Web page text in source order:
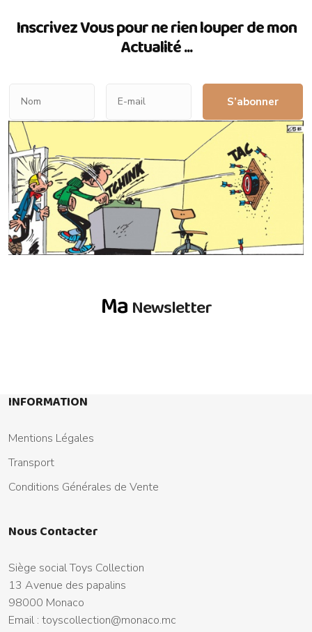
Inscrivez Vous pour ne rien louper de mon
Actualité ...
S’abonner
Ma Newsletter
INFORMATION
Mentions Légales
Transport
Conditions Générales de Vente
Nous Contacter
Siège social Toys Collection
13 Avenue des papalins
98000 Monaco
Email : toyscollection@monaco.mc